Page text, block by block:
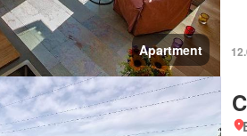
Apartment